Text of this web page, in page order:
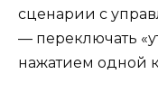
сценарии с
— переключать
нажатием одной